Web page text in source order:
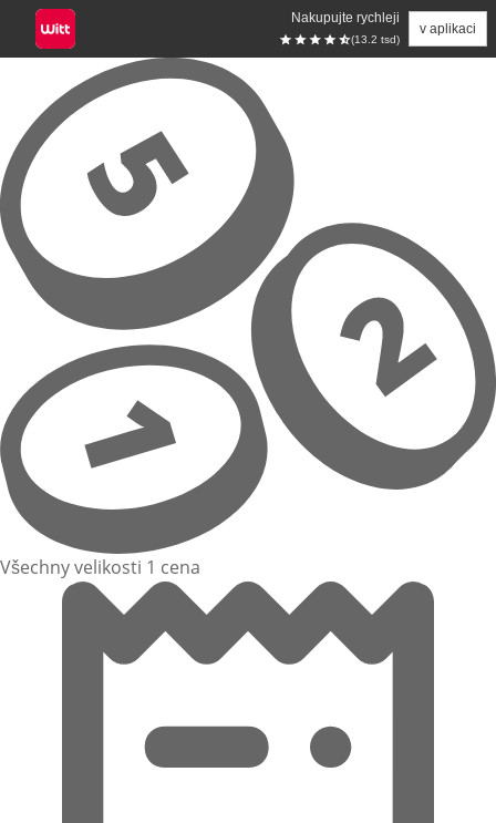
Nakupujte rychleji
(13.2 tsd)
v aplikaci
Přeskočit na hlavní obsah
Všechny velikosti 1 cena